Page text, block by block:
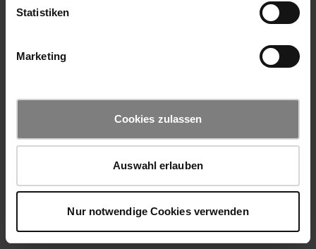
Statistiken
Marketing
Cookies zulassen
Auswahl erlauben
Nur notwendige Cookies verwenden